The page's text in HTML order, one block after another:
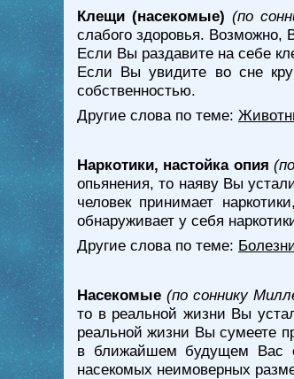
Клещи (насекомые) (по
слабого здоровья. Возможно,
Если Вы раздавите на себе
Если Вы увидите во сне
собственностью.
Другие слова по теме:
Наркотики, настойка опия
опьянения, то наяву Вы
человек принимает
обнаруживает у себя
Другие слова по теме:
Насекомые (по соннику
то в реальной жизни Вы
реальной жизни Вы сумеете
в ближайшем будущем Вас
насекомых неимоверных